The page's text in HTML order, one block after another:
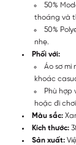
50%
thoáng và
50%
nhẹ.
Phối với:
Áo sơ mi
khoác
Phù hợp
hoặc đi
Màu sắc:
Kích thước:
Sản xuất: